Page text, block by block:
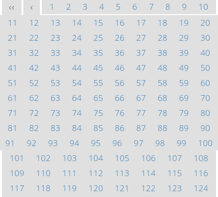
<< < 1 2 3 4 5 6 7 8 9
10
11
12 13 14 15 16 17 18 19
20
21
22 23 24 25 26 27 28 29
30
31
32 33 34 35 36 37 38 39
40
41
42 43 44 45 46 47 48 49
50
51
52 53 54 55 56 57 58 59
60
61
62 63 64 65 66 67 68 69
70
71
72 73 74 75 76 77 78 79
80
81
82 83 84 85 86 87 88 89
90
91
92 93 94 95 96 97 98 99
100
101
102 103 104 105 106 107
108
109
110 111 112 113 114 115
116
117
118 119 120 121 122 123
124